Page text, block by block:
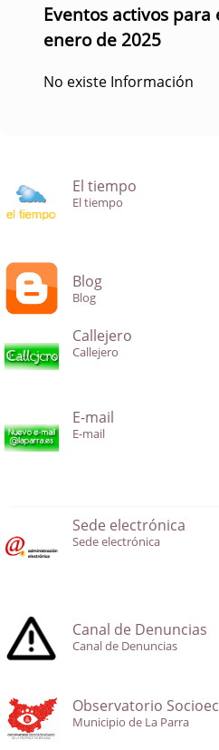
Eventos activos para
enero de 2025
No existe Información
El tiempo
El tiempo
Blog
Blog
Callejero
Callejero
E-mail
E-mail
Sede electrónica
Sede electrónica
Canal de Denuncias
Canal de Denuncias
Observatorio
Municipio de La Parra